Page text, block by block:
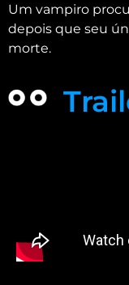
Um vampiro
depois que seu
morte.